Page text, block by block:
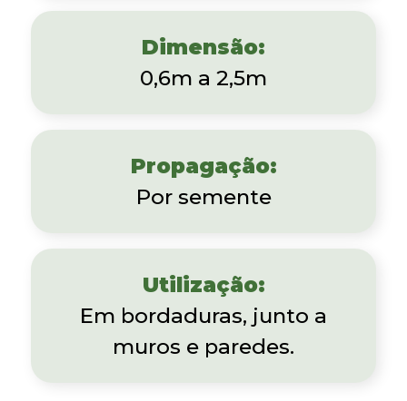
Dimensão:
0,6m a 2,5m
Propagação:
Por semente
Utilização:
Em bordaduras, junto a
muros e paredes.